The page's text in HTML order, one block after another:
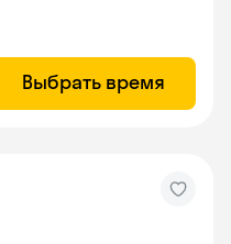
Выбрать время